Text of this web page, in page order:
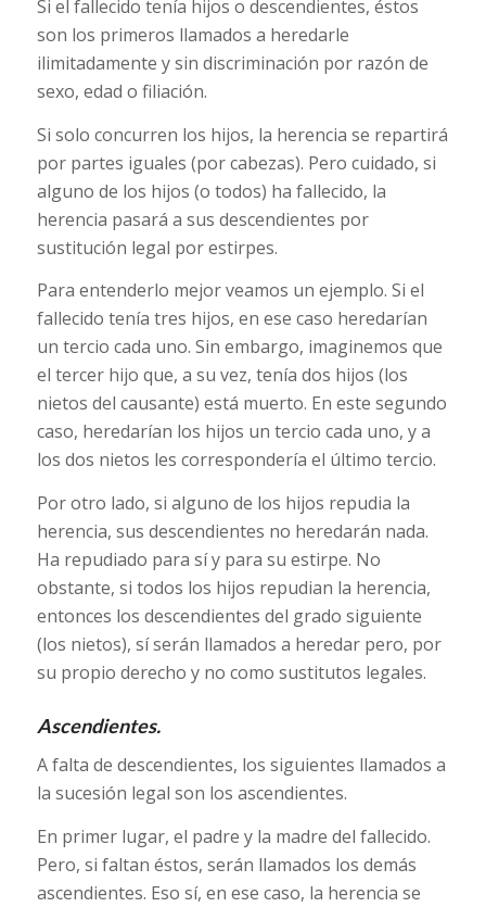
Si el fallecido tenía hijos o descendientes, éstos
son los primeros llamados a heredarle
ilimitadamente y sin discriminación por razón de
sexo, edad o filiación.
Si solo concurren los hijos, la herencia se repartirá
por partes iguales (por cabezas). Pero cuidado, si
alguno de los hijos (o todos) ha fallecido, la
herencia pasará a sus descendientes por
sustitución legal por estirpes.
Para entenderlo mejor veamos un ejemplo. Si el
fallecido tenía tres hijos, en ese caso heredarían
un tercio cada uno. Sin embargo, imaginemos que
el tercer hijo que, a su vez, tenía dos hijos (los
nietos del causante) está muerto. En este segundo
caso, heredarían los hijos un tercio cada uno, y a
los dos nietos les correspondería el último tercio.
Por otro lado, si alguno de los hijos repudia la
herencia, sus descendientes no heredarán nada.
Ha repudiado para sí y para su estirpe. No
obstante, si todos los hijos repudian la herencia,
entonces los descendientes del grado siguiente
(los nietos), sí serán llamados a heredar pero, por
su propio derecho y no como sustitutos legales.
Ascendientes.
A falta de descendientes, los siguientes llamados a
la sucesión legal son los ascendientes.
En primer lugar, el padre y la madre del fallecido.
Pero, si faltan éstos, serán llamados los demás
ascendientes. Eso sí, en ese caso, la herencia se